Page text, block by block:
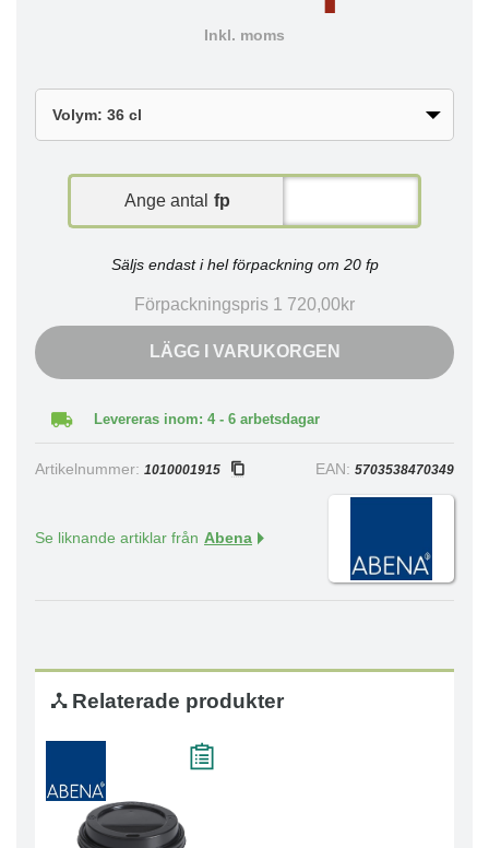
Inkl. moms
Ange antal fp
Säljs endast i hel förpackning om 20 fp
Förpackningspris 1 720,00kr
LÄGG I VARUKORGEN
Levereras inom: 4 - 6 arbetsdagar
Artikelnummer: 1010001915 EAN: 5703538470349
Se liknande artiklar från Abena
Relaterade produkter